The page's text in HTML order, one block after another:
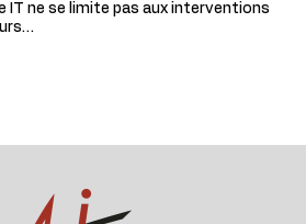
IT ne se limite pas aux interventions